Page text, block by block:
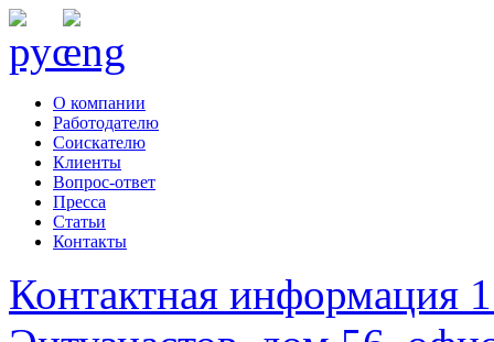
О компании
Работодателю
Соискателю
Клиенты
Вопрос-ответ
Пресса
Статьи
Контакты
Контактная информация